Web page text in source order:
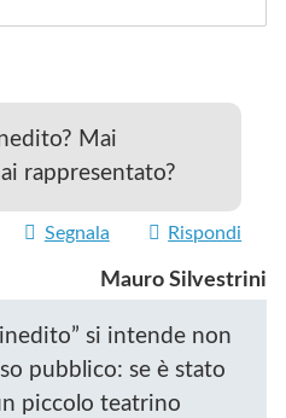
Mai
rappresentato?
Segnala Rispondi
Mauro Silvestrini
si intende non
pubblico: se è stato
piccolo teatrino